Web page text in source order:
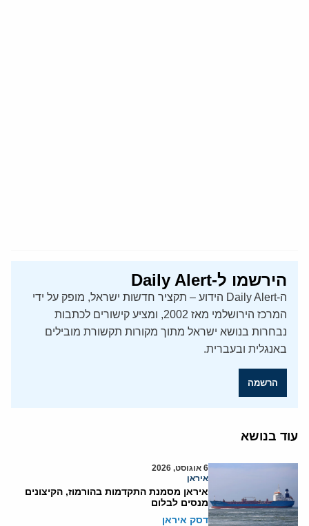
הירשמו ל-Daily Alert
ה-Daily Alert הידוע – תקציר חדשות ישראל, מופק על ידי
המרכז הירושלמי מאז 2002, ומציע קישורים לכתבות
נבחרות בנושא ישראל מתוך מקורות תקשורת מובילים
באנגלית ובעברית.
הרשמה
עוד בנושא
6 אוגוסט, 2026
איראן
איראן מסמנת התקדמות בהורמוז, הקיצונים
מנסים לבלום
דסק איראן